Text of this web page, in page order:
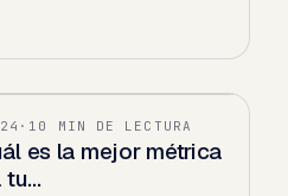
· 10 MIN DE LECTURA
es la mejor métrica
tu…